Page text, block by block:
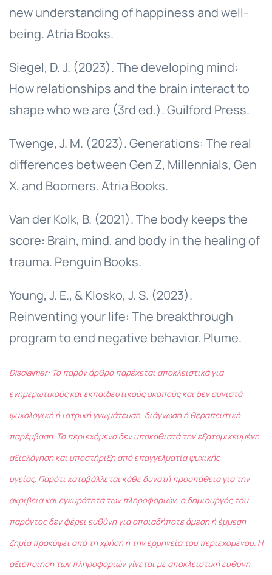
new understanding of happiness and well-
being. Atria Books.
Siegel, D. J. (2023). The developing mind:
How relationships and the brain interact to
shape who we are (3rd ed.). Guilford Press.
Twenge, J. M. (2023). Generations: The real
differences between Gen Z, Millennials, Gen
X, and Boomers. Atria Books.
Van der Kolk, B. (2021). The body keeps the
score: Brain, mind, and body in the healing of
trauma. Penguin Books.
Young, J. E., & Klosko, J. S. (2023).
Reinventing your life: The breakthrough
program to end negative behavior. Plume.
Disclaimer: Το παρόν άρθρο παρέχεται αποκλειστικά για
ενημερωτικούς και εκπαιδευτικούς σκοπούς και δεν συνιστά
ψυχολογική ή ιατρική γνωμάτευση, διάγνωση ή θεραπευτική
παρέμβαση. Το περιεχόμενο δεν υποκαθιστά την εξατομικευμένη
αξιολόγηση και υποστήριξη από επαγγελματία ψυχικής
υγείας. Παρότι καταβάλλεται κάθε δυνατή προσπάθεια για την
ακρίβεια και εγκυρότητα των πληροφοριών, ο δημιουργός του
παρόντος δεν φέρει ευθύνη για οποιαδήποτε άμεση ή έμμεση
ζημία προκύψει από τη χρήση ή την ερμηνεία του περιεχομένου. Η
αξιοποίηση των πληροφοριών γίνεται με αποκλειστική ευθύνη